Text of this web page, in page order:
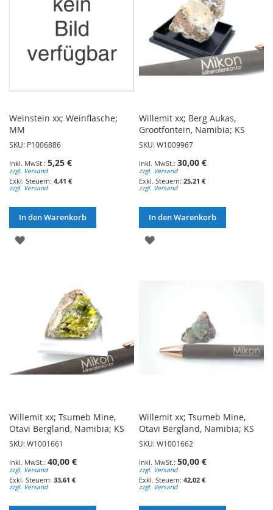
Weinstein xx; Weinflasche;
MM
SKU: P1006886
5,25 €
zzgl. Versand
4,41 €
zzgl. Versand
In den Warenkorb
ZUR
Willemit xx; Berg Aukas,
Grootfontein, Namibia; KS
SKU: W1009967
30,00 €
zzgl. Versand
25,21 €
zzgl. Versand
In den Warenkorb
ZUR
Willemit xx; Tsumeb Mine,
Otavi Bergland, Namibia; KS
SKU: W1001661
40,00 €
zzgl. Versand
33,61 €
zzgl. Versand
Willemit xx; Tsumeb Mine,
Otavi Bergland, Namibia; KS
SKU: W1001662
50,00 €
zzgl. Versand
42,02 €
zzgl. Versand